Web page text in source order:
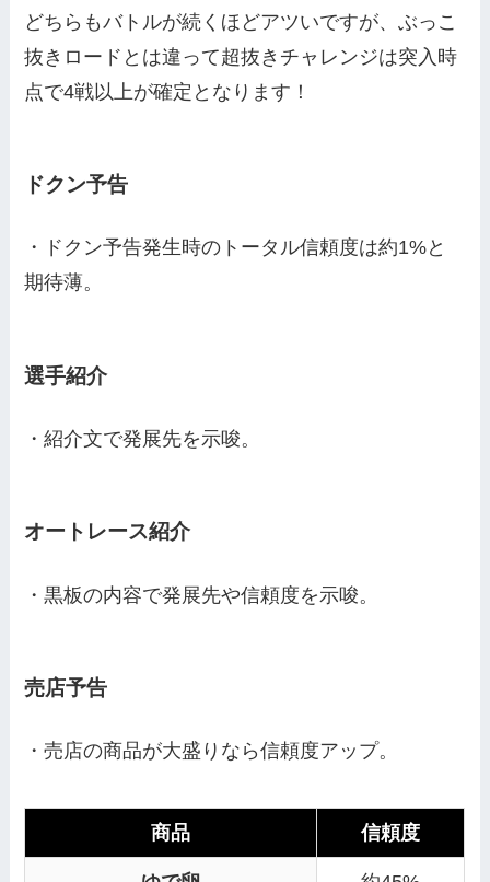
どちらもバトルが続くほどアツいですが、ぶっこ
抜きロードとは違って超抜きチャレンジは突入時
点で4戦以上が確定となります！
ドクン予告
・ドクン予告発生時のトータル信頼度は約1%と
期待薄。
選手紹介
・紹介文で発展先を示唆。
オートレース紹介
・黒板の内容で発展先や信頼度を示唆。
売店予告
・売店の商品が大盛りなら信頼度アップ。
商品 信頼度